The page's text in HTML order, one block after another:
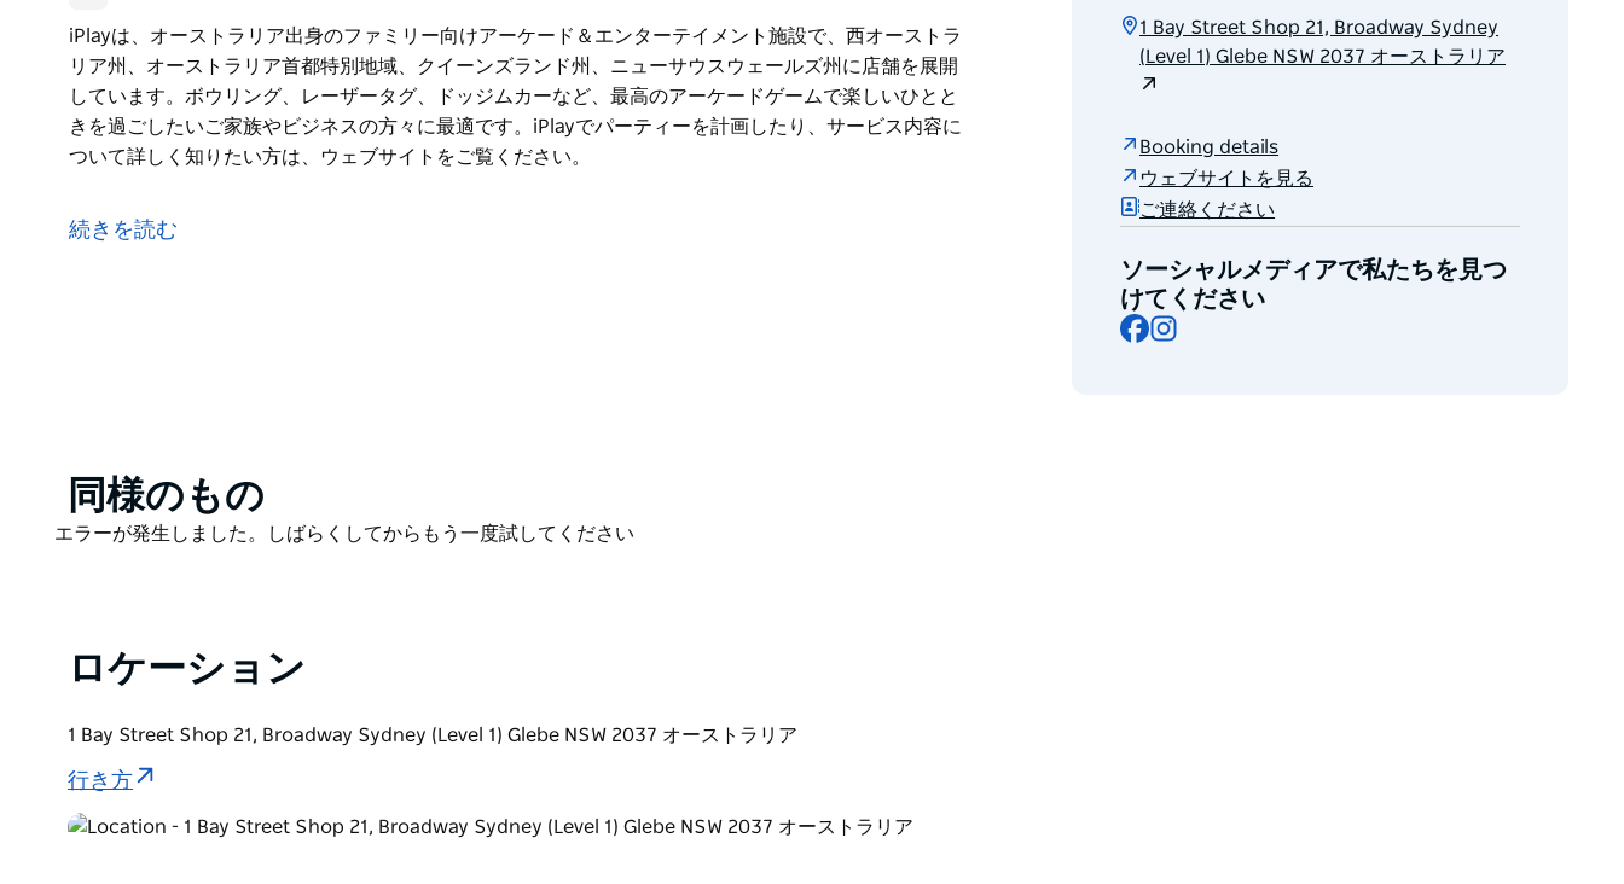
iPlayは、オーストラリア出身のファミリー向けアーケード＆エンターテイメント施設で、西オーストラ
リア州、オーストラリア首都特別地域、クイーンズランド州、ニューサウスウェールズ州に店舗を展開
しています。ボウリング、レーザータグ、ドッジムカーなど、最高のアーケードゲームで楽しいひとと
きを過ごしたいご家族やビジネスの方々に最適です。iPlayでパーティーを計画したり、サービス内容に
ついて詳しく知りたい方は、ウェブサイトをご覧ください。
リア州、オーストラリア首都特別地域、クイーンズランド州、ニューサウスウェールズ州に店舗を展開
しています。ボウリング、レーザータグ、ドッジムカーなど、最高のアーケードゲームで楽しいひとと
続きを読む
1 Bay Street Shop 21, Broadway Sydney
(Level 1) Glebe NSW 2037 オーストラリア
Booking details
ウェブサイトを見る
ご連絡ください
ソーシャルメディアで私たちを見つ
けてください
Facebook
Product
List
同様のもの
Product
エラーが発生しました。しばらくしてからもう一度試してください
ロケーション
1 Bay Street Shop 21, Broadway Sydney (Level 1) Glebe NSW 2037 オーストラリア
行き方